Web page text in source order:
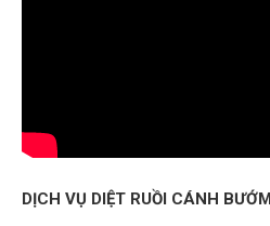
DỊCH VỤ DIỆT RUỒI CÁNH BƯỚM